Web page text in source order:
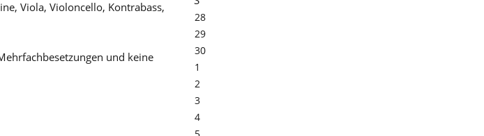
Viola, Violoncello, Kontrabass,
und keine
28
29
30
1
2
3
4